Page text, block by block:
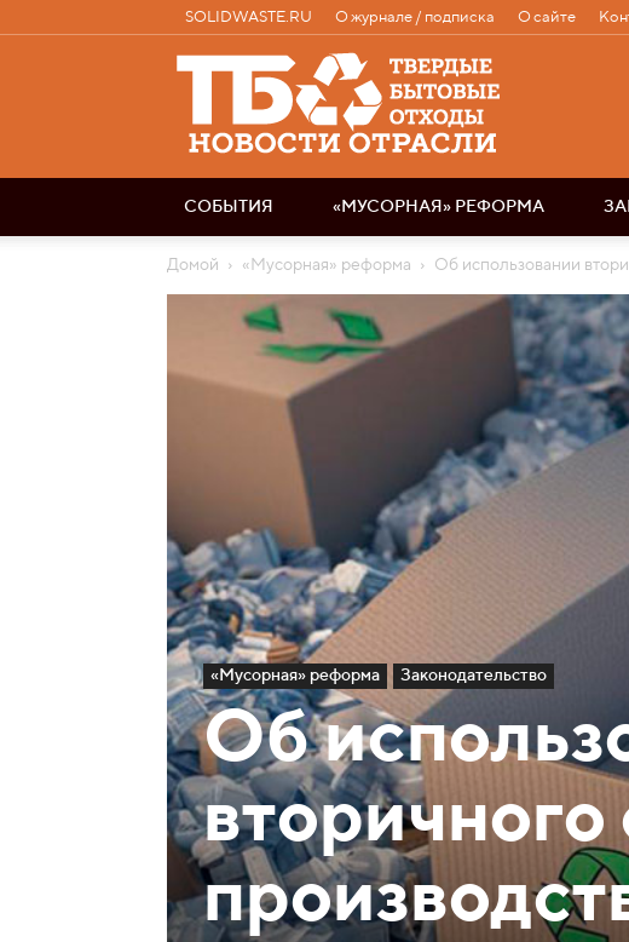
SOLIDWASTE.RU О журнале / подписка О сайте
Твердые
бытовые
отходы
|
СОБЫТИЯ «МУСОРНАЯ» РЕФОРМА
Домой «Мусорная» реформа Об использовании
«Мусорная» реформа Законодательство
Об